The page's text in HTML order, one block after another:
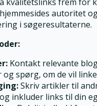
autoritet
i søgeresultaterne.
Kontakt relevante
og spørg, om de vil
Skriv artikler til
inkluder links til din